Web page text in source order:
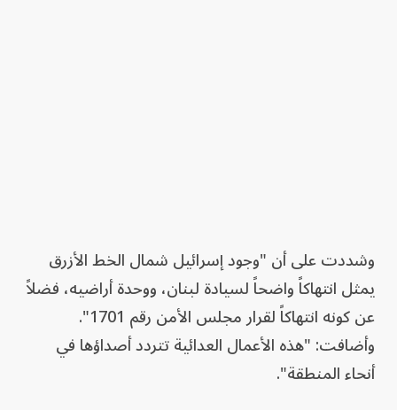
وشددت على أن "وجود إسرائيل شمال الخط الأزرق
يمثل انتهاكاً واضحاً لسيادة لبنان، ووحدة أراضيه، فضلاً
عن كونه انتهاكاً لقرار مجلس الأمن رقم 1701".
وأضافت: "هذه الأعمال العدائية تتردد أصداؤها في
أنحاء المنطقة".